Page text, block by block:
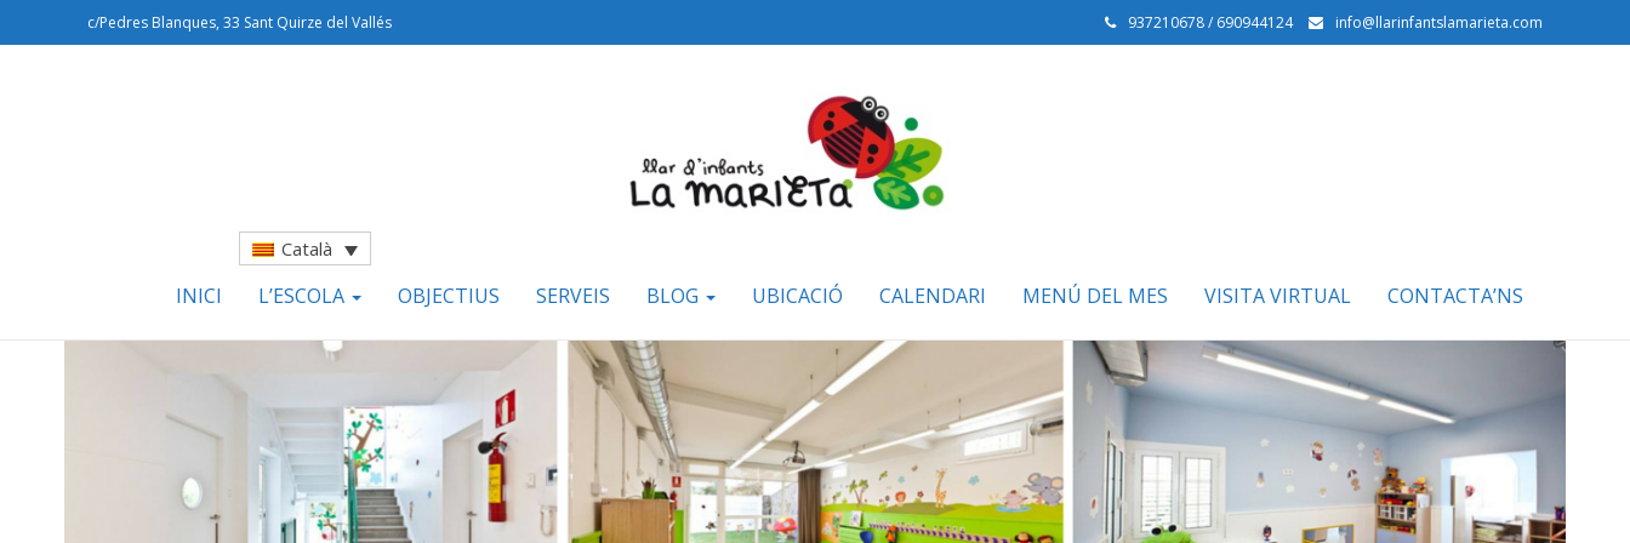
c/Pedres Blanques, 33 Sant Quirze del Vallés 937210678 / 690944124 info@llarinfantslamarieta.com
Català
INICI L’ESCOLA OBJECTIUS SERVEIS BLOG UBICACIÓ CALENDARI MENÚ DEL MES VISITA VIRTUAL CONTACTA’NS